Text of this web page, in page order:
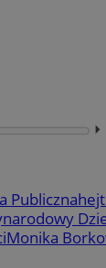
⏵︎
Publiczna
Monika